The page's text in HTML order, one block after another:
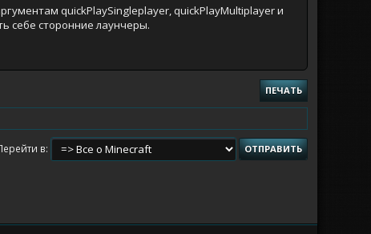
quickPlaySingleplayer, quickPlayMultiplayer и
себе сторонние лаунчеры.
ПЕЧАТЬ
в